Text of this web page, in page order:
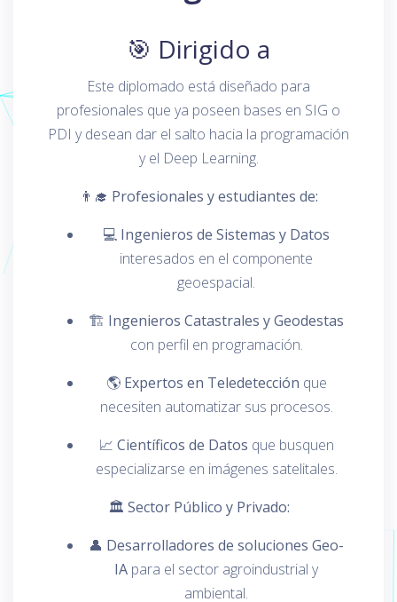
🎯 Dirigido a
Este diplomado está diseñado para
profesionales que ya poseen bases en SIG o
PDI y desean dar el salto hacia la programación
y el Deep Learning.
👨‍🎓 Profesionales y estudiantes de:
💻 Ingenieros de Sistemas y Datos
interesados en el componente
geoespacial.
🏗️ Ingenieros Catastrales y Geodestas
con perfil en programación.
🌎 Expertos en Teledetección que
necesiten automatizar sus procesos.
📈 Científicos de Datos que busquen
especializarse en imágenes satelitales.
🏛️ Sector Público y Privado:
👤 Desarrolladores de soluciones Geo-
IA para el sector agroindustrial y
ambiental.